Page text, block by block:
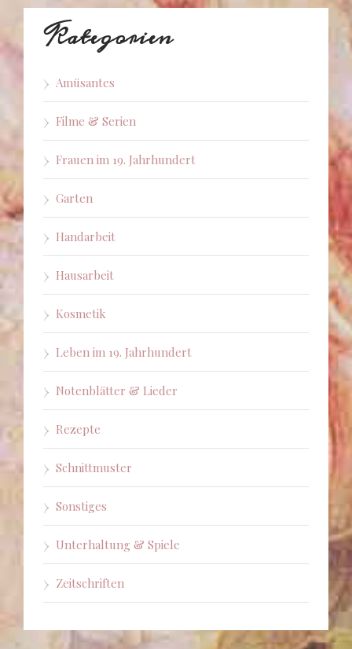
Kategorien
Amüsantes
Filme & Serien
Frauen im 19. Jahrhundert
Garten
Handarbeit
Hausarbeit
Kosmetik
Leben im 19. Jahrhundert
Notenblätter & Lieder
Rezepte
Schnittmuster
Sonstiges
Unterhaltung & Spiele
Zeitschriften